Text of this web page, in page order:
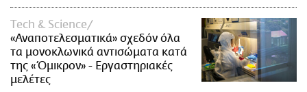
Τech & Science
«Αναποτελεσματικά» σχεδόν όλα
τα μονοκλωνικά αντισώματα κατά
της «Όμικρον» - Εργαστηριακές
μελέτες